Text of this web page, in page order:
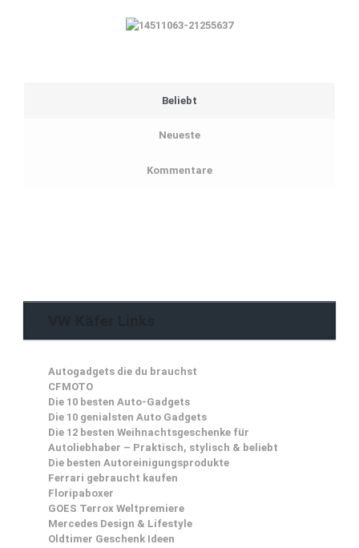
Beliebt
Neueste
Kommentare
Autogadgets die du brauchst
CFMOTO
Die 10 besten Auto-Gadgets
Die 10 genialsten Auto Gadgets
Die 12 besten Weihnachtsgeschenke für
Autoliebhaber – Praktisch, stylisch & beliebt
Die besten Autoreinigungsprodukte
Ferrari gebraucht kaufen
Floripaboxer
GOES Terrox Weltpremiere
Mercedes Design & Lifestyle
Oldtimer Geschenk Ideen